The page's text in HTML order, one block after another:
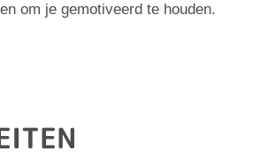
om je gemotiveerd te houden.